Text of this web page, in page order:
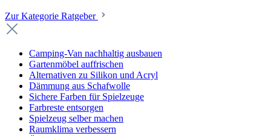
Zur Kategorie Ratgeber
Camping-Van nachhaltig ausbauen
Gartenmöbel auffrischen
Alternativen zu Silikon und Acryl
Dämmung aus Schafwolle
Sichere Farben für Spielzeuge
Farbreste entsorgen
Spielzeug selber machen
Raumklima verbessern